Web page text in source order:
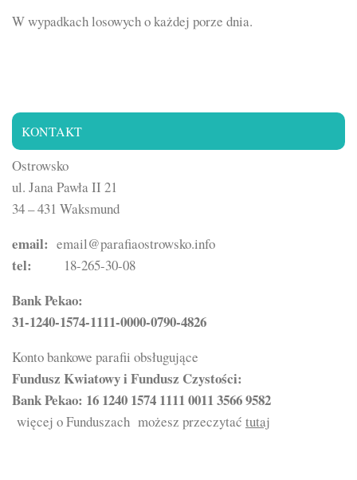
W wypadkach losowych o każdej porze dnia.
KONTAKT
Ostrowsko
ul. Jana Pawła II 21
34 – 431 Waksmund
email: email@parafiaostrowsko.info
tel: 18-265-30-08
Bank Pekao:
31-1240-1574-1111-0000-0790-4826
Konto bankowe parafii obsługujące
Fundusz Kwiatowy i Fundusz Czystości:
Bank Pekao: 16 1240 1574 1111 0011 3566 9582
więcej o Funduszach możesz przeczytać tutaj